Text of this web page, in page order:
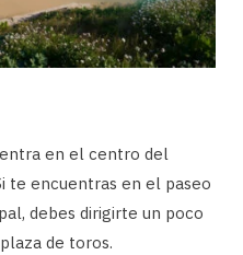
en el centro del
te encuentras en el paseo
debes dirigirte un poco
de toros.